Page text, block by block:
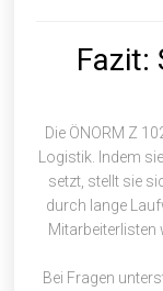
Fazit:
Die ÖNORM Z
Logistik. Indem
setzt, stellt sie
durch lange
Mitarbeiterlisten
Bei Fragen